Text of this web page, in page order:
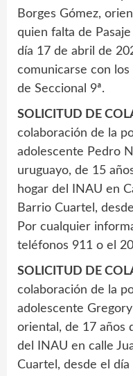
Borges Gómez,
quien falta de
día 17 de abril de
comunicarse con
de Seccional 9ª.
SOLICITUD DE
colaboración de la
adolescente Pedro
uruguayo, de 15
hogar del INAU en
Barrio Cuartel,
Por cualquier
teléfonos 911 o el
SOLICITUD DE
colaboración de la
adolescente
oriental, de 17 años
del INAU en calle
Cuartel, desde el